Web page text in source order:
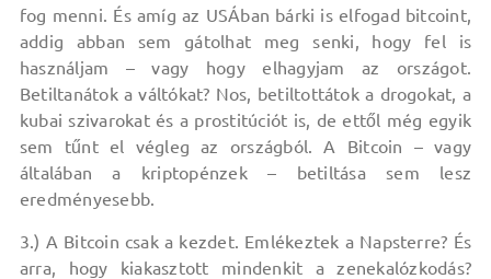
fog menni. És amíg az USÁban bárki is elfogad bitcoint,
addig abban sem gátolhat meg senki, hogy fel is
használjam – vagy hogy elhagyjam az országot.
Betiltanátok a váltókat? Nos, betiltottátok a drogokat, a
kubai szivarokat és a prostitúciót is, de ettől még egyik
sem tűnt el végleg az országból. A Bitcoin – vagy
általában a kriptopénzek – betiltása sem lesz
eredményesebb.
3.) A Bitcoin csak a kezdet. Emlékeztek a Napsterre? És
arra, hogy kiakasztott mindenkit a zenekalózkodás?